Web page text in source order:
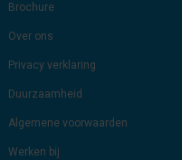
Brochure
Over ons
Privacy verklaring
Duurzaamheid
Algemene voorwaarden
Werken bij